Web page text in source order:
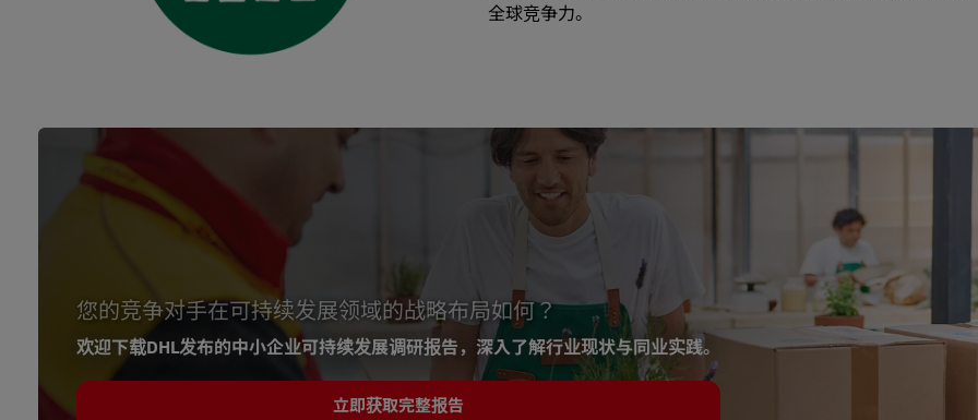
全球竞争力。
您的竞争对手在可持续发展领域的战略布局如何？
欢迎下载DHL发布的中小企业可持续发展调研报告，深入了解行业现状与同业实践。
立即获取完整报告